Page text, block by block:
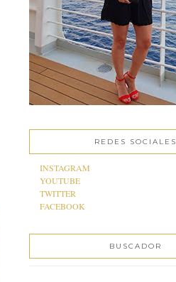
REDES SOCIALES
INSTAGRAM
YOUTUBE
TWITTER
FACEBOOK
BUSCADOR